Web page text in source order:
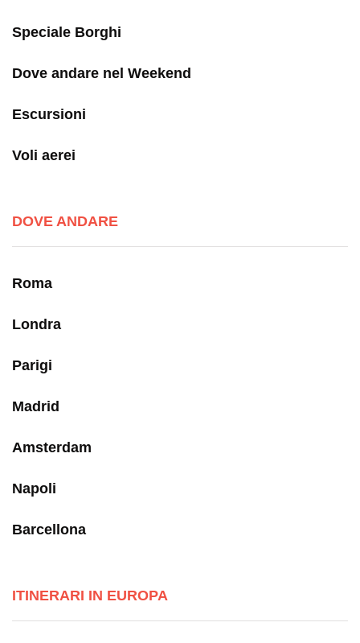
Speciale Borghi
Dove andare nel Weekend
Escursioni
Voli aerei
DOVE ANDARE
Roma
Londra
Parigi
Madrid
Amsterdam
Napoli
Barcellona
ITINERARI IN EUROPA